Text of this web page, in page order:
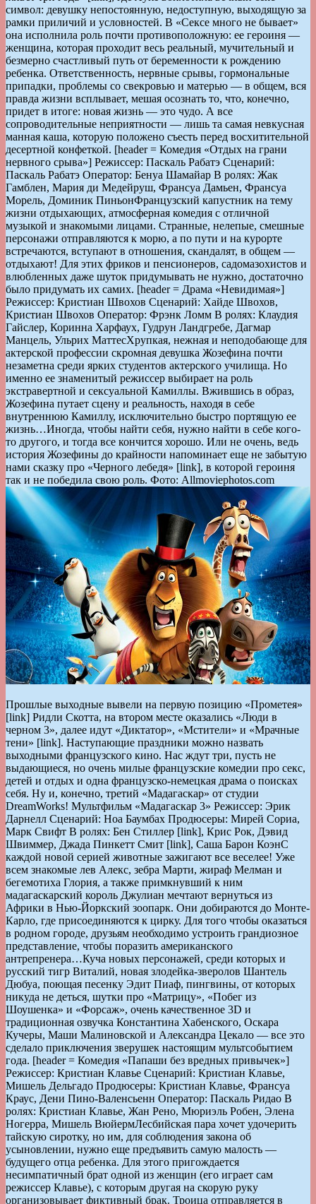
символ: девушку непостоянную, недоступную, выходящую за
рамки приличий и условностей. В «Сексе много не бывает»
она исполнила роль почти противоположную: ее героиня —
женщина, которая проходит весь реальный, мучительный и
безмерно счастливый путь от беременности к рождению
ребенка. Ответственность, нервные срывы, гормональные
припадки, проблемы со свекровью и матерью — в общем, вся
правда жизни всплывает, мешая осознать то, что, конечно,
придет в итоге: новая жизнь — это чудо. А все
сопроводительные неприятности — лишь та самая невкусная
манная каша, которую положено съесть перед восхитительной
десертной конфеткой. [header = Комедия «Отдых на грани
нервного срыва»] Режиссер: Паскаль Рабатэ Сценарий:
Паскаль Рабатэ Оператор: Бенуа Шамайар В ролях: Жак
Гамблен, Мария ди Медейруш, Франсуа Дамьен, Франсуа
Морель, Доминик ПиньонФранцузский капустник на тему
жизни отдыхающих, атмосферная комедия с отличной
музыкой и знакомыми лицами. Странные, нелепые, смешные
персонажи отправляются к морю, а по пути и на курорте
встречаются, вступают в отношения, скандалят, в общем —
отдыхают! Для этих фриков и пенсионеров, садомазохистов и
влюбленных даже шуток придумывать не нужно, достаточно
было придумать их самих. [header = Драма «Невидимая»]
Режиссер: Кристиан Швохов Сценарий: Хайде Швохов,
Кристиан Швохов Оператор: Фрэнк Ломм В ролях: Клаудия
Гайслер, Коринна Харфаух, Гудрун Ландгребе, Дагмар
Манцель, Ульрих МаттесХрупкая, нежная и неподобающе для
актерской профессии скромная девушка Жозефина почти
незаметна среди ярких студентов актерского училища. Но
именно ее знаменитый режиссер выбирает на роль
экстравертной и сексуальной Камиллы. Вжившись в образ,
Жозефина путает сцену и реальность, находя в себе
внутреннюю Камиллу, исключительно быстро портящую ее
жизнь…Иногда, чтобы найти себя, нужно найти в себе кого-
то другого, и тогда все кончится хорошо. Или не очень, ведь
история Жозефины до крайности напоминает еще не забытую
нами сказку про «Черного лебедя» [link], в которой героиня
так и не победила свою роль. Фото: Allmoviephotos.com
Прошлые выходные вывели на первую позицию «Прометея»
[link] Ридли Скотта, на втором месте оказались «Люди в
черном 3», далее идут «Диктатор», «Мстители» и «Мрачные
тени» [link]. Наступающие праздники можно назвать
выходными французского кино. Нас ждут три, пусть не
выдающиеся, но очень милые французские комедии про секс,
детей и отдых и одна французско-немецкая драма о поисках
себя. Ну и, конечно, третий «Мадагаскар» от студии
DreamWorks! Мультфильм «Мадагаскар 3» Режиссер: Эрик
Дарнелл Сценарий: Ноа Баумбах Продюсеры: Мирей Сориа,
Марк Свифт В ролях: Бен Стиллер [link], Крис Рок, Дэвид
Швиммер, Джада Пинкетт Смит [link], Саша Барон КоэнС
каждой новой серией животные зажигают все веселее! Уже
всем знакомые лев Алекс, зебра Марти, жираф Мелман и
бегемотиха Глория, а также примкнувший к ним
мадагаскарский король Джулиан мечтают вернуться из
Африки в Нью-Йоркский зоопарк. Они добираются до Монте-
Карло, где присоединяются к цирку. Для того чтобы оказаться
в родном городе, друзьям необходимо устроить грандиозное
представление, чтобы поразить американского
антрепренера…Куча новых персонажей, среди которых и
русский тигр Виталий, новая злодейка-зверолов Шантель
Дюбуа, поющая песенку Эдит Пиаф, пингвины, от которых
никуда не деться, шутки про «Матрицу», «Побег из
Шоушенка» и «Форсаж», очень качественное 3D и
традиционная озвучка Константина Хабенского, Оскара
Кучеры, Маши Малиновской и Александра Цекало — все это
сделало приключения зверушек настоящим мультсобытием
года. [header = Комедия «Папаши без вредных привычек»]
Режиссер: Кристиан Клавье Сценарий: Кристиан Клавье,
Мишель Дельгадо Продюсеры: Кристиан Клавье, Франсуа
Краус, Дени Пино-Валенсьенн Оператор: Паскаль Ридао В
ролях: Кристиан Клавье, Жан Рено, Мюриэль Робен, Элена
Ногерра, Мишель ВюйермЛесбийская пара хочет удочерить
тайскую сиротку, но им, для соблюдения закона об
усыновлении, нужно еще предъявить самую малость —
будущего отца ребенка. Для этого пригождается
несимпатичный брат одной из женщин (его играет сам
режиссер Клавье), с которым другая на скорую руку
организовывает фиктивный брак. Троица отправляется в